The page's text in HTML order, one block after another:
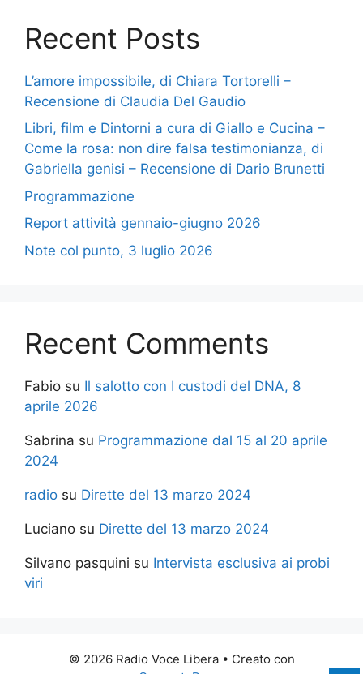
Recent Posts
L’amore impossibile, di Chiara Tortorelli –
Recensione di Claudia Del Gaudio
Libri, film e Dintorni a cura di Giallo e Cucina –
Come la rosa: non dire falsa testimonianza, di
Gabriella genisi – Recensione di Dario Brunetti
Programmazione
Report attività gennaio-giugno 2026
Note col punto, 3 luglio 2026
Recent Comments
Fabio su Il salotto con I custodi del DNA, 8
aprile 2026
Sabrina su Programmazione dal 15 al 20 aprile
2024
radio su Dirette del 13 marzo 2024
Luciano su Dirette del 13 marzo 2024
Silvano pasquini su Intervista esclusiva ai probi
viri
© 2026 Radio Voce Libera• Creato con